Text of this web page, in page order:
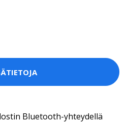
Bluetooth-yhteydellä